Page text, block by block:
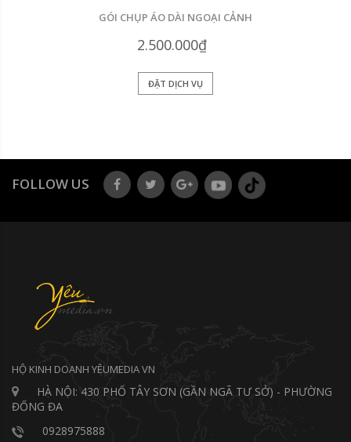
GÓI CHỤP ÁO DÀI NGOẠI CẢNH
2.500.000₫
ĐẶT DỊCH VỤ
FOLLOW US
HỘ KINH DOANH YÊUMEDIA VN
HÀ NỘI: 430 PHỐ TÂY SƠN (GẦN NGÃ TƯ SỞ) - PHƯỜNG
ĐỐNG ĐA
0928975888